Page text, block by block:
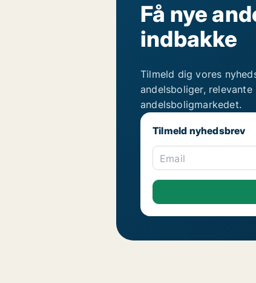
Få nye
indbakke
Tilmeld dig vores
andelsboliger,
andelsboligmarkedet.
Tilmeld nyhedsbrev
Email